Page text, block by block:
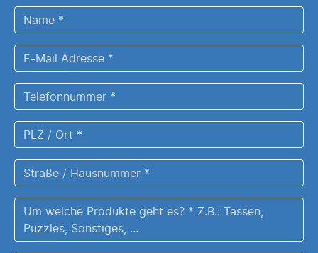
Name
*
E-
Mail
Adresse
*
Telefonnummer
*
PLZ
/
Ort
*
Straße
/
Hausnummer
Um
welche
Produkte